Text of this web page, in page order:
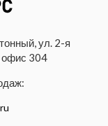
ул. 2-я
офис 304